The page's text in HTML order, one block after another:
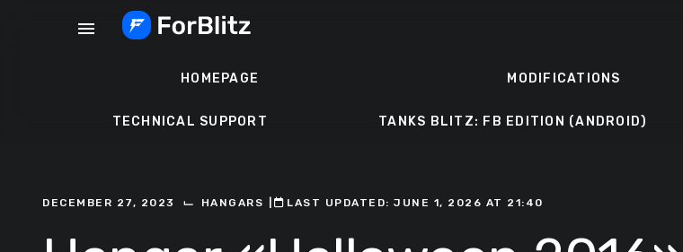
menu
HOMEPAGE MODIFICATIONS
TECHNICAL SUPPORT TANKS BLITZ: FB EDITION (ANDROID)
DECEMBER 27, 2023 ⌙ HANGARS ㅤLAST UPDATED: JUNE 1, 2026 AT 21:40